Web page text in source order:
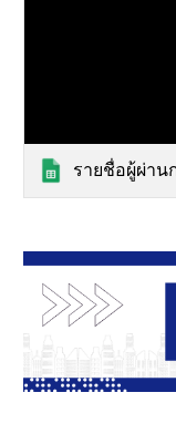
รายชื่อผู้ผ่าน